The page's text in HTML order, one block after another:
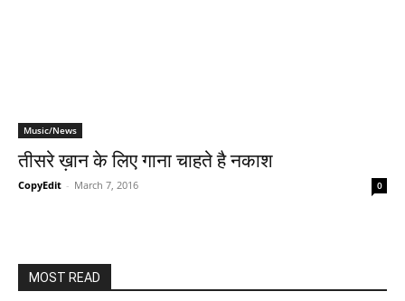
Music/News
तीसरे ख़ान के लिए गाना चाहते है नकाश
CopyEdit - March 7, 2016 0
MOST READ